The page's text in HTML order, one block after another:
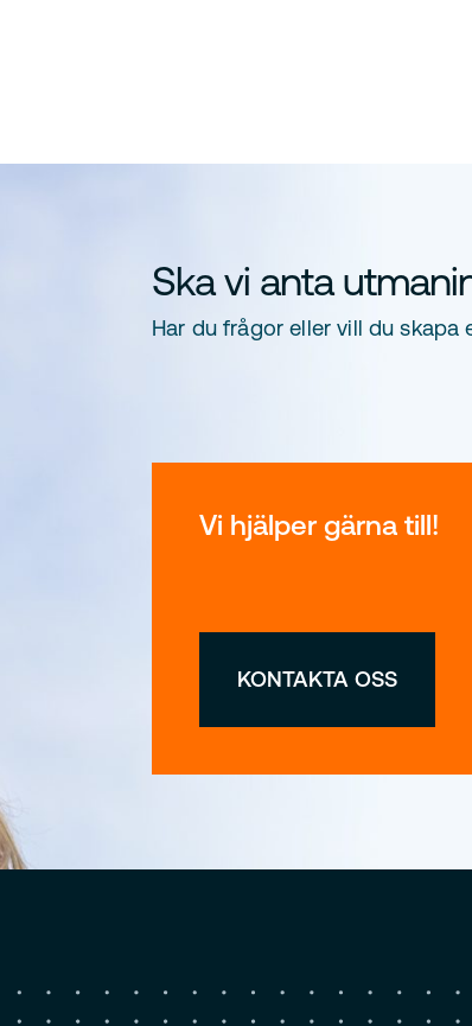
Ska vi anta
Har du frågor eller vill du skapa
Vi hjälper gärna till!
KONTAKTA OSS